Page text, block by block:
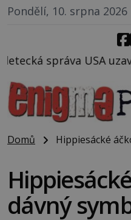
Pondělí, 10. srpna 2026
vzdušný prostor
Domů Hippiesácké
dávný